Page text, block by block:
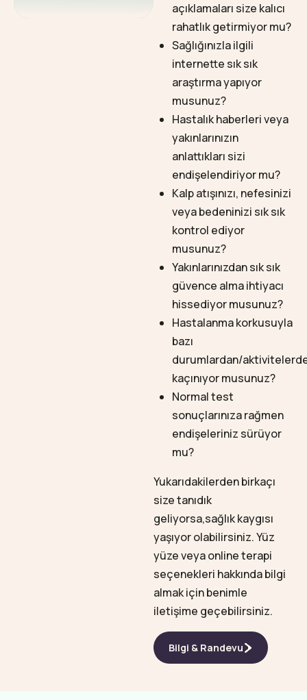
açıklamaları size kalıcı
rahatlık getirmiyor mu?
Sağlığınızla ilgili
internette sık sık
araştırma yapıyor
musunuz?
Hastalık haberleri veya
yakınlarınızın
anlattıkları sizi
endişelendiriyor mu?
Kalp atışınızı, nefesinizi
veya bedeninizi sık sık
kontrol ediyor
musunuz?
Yakınlarınızdan sık sık
güvence alma ihtiyacı
hissediyor musunuz?
Hastalanma korkusuyla
bazı
durumlardan/
kaçınıyor musunuz?
Normal test
sonuçlarınıza rağmen
endişeleriniz sürüyor
mu?
Yukarıdakilerden birkaçı
size tanıdık
geliyorsa,sağlık kaygısı
yaşıyor olabilirsiniz. Yüz
yüze veya online terapi
seçenekleri hakkında bilgi
almak için benimle
iletişime geçebilirsiniz.
Bilgi & Randevu